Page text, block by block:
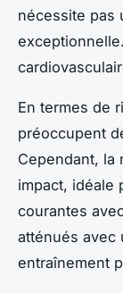
nécessite pas
En termes de
préoccupent
Cependant, la
impact, idéale
courantes
atténués avec
entraînement